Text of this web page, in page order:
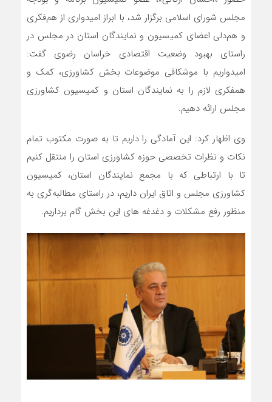
مجلس شورای اسلامی برگزار شد، با ابراز امیدواری از هم‌فکری
و هم‌دلی اعضای کمیسیون و نمایندگان استان در مجلس در
راستای بهبود وضعیت اقتصادی خراسان رضوی گفت:
امیدواریم با موشکافی موضوعات بخش کشاورزی، کمک و
همفکری لازم را به نمایندگان استان و کمیسیون کشاورزی
مجلس ارائه دهیم.
وی اظهار کرد: این آمادگی را داریم تا به صورت مکتوب تمام
نکات و نظرات تخصصی حوزه کشاورزی استان را منتقل کنیم
تا با ارتباطی که با مجمع نمایندگان استان، کمیسیون
کشاورزی مجلس و اتاق ایران داریم، در راستای مطالبه‌گری به
منظور رفع مشکلات و دغدغه های این بخش گام برداریم.